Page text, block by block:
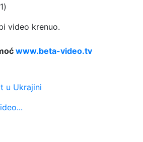
video krenuo.
www.beta-video.tv
u Ukrajini